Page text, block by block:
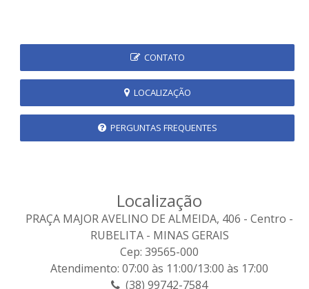
CONTATO
LOCALIZAÇÃO
PERGUNTAS FREQUENTES
Localização
PRAÇA MAJOR AVELINO DE ALMEIDA, 406 - Centro -
RUBELITA - MINAS GERAIS
Cep: 39565-000
Atendimento: 07:00 às 11:00/13:00 às 17:00
(38) 99742-7584